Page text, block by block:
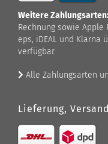
Weitere Zahlungsarten:
Rechnung sowie Apple
eps, iDEAL und Klarna
verfügbar.
Alle Zahlungsarten
Lieferung,